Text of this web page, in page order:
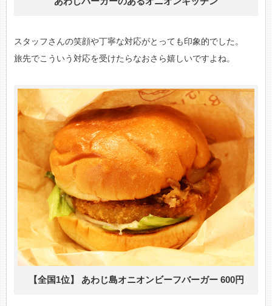
スタッフさんの笑顔や丁寧な対応がとっても印象的でした。
旅先でこういう対応を受けたらなおさら嬉しいですよね。
【全国1位】 あわじ島オニオンビーフバーガー 600円